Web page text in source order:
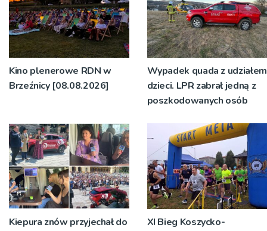
Kino plenerowe RDN w
Brzeźnicy [08.08.2026]
Wypadek quada z udziałem
dzieci. LPR zabrał jedną z
poszkodowanych osób
Kiepura znów przyjechał do
XI Bieg Koszycko-